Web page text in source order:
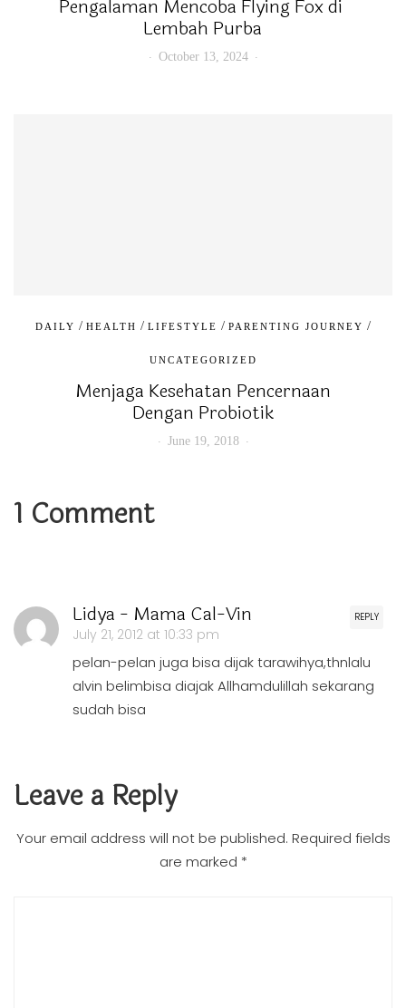
Pengalaman Mencoba Flying Fox di
Lembah Purba
October 13, 2024
DAILY / HEALTH / LIFESTYLE / PARENTING JOURNEY /
UNCATEGORIZED
Menjaga Kesehatan Pencernaan
Dengan Probiotik
June 19, 2018
1 Comment
REPLY
Lidya - Mama Cal-Vin
July 21, 2012 at 10:33 pm
pelan-pelan juga bisa dijak tarawihya,thnlalu
alvin belimbisa diajak Allhamdulillah sekarang
sudah bisa
Leave a Reply
Your email address will not be published. Required fields
are marked *